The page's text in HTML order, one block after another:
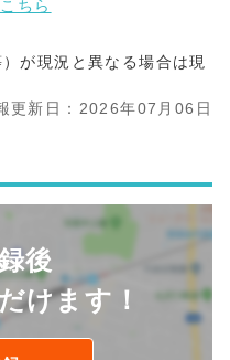
ちら
が現況と異なる場合は現
更新日：2026年07月06日
後
けます！